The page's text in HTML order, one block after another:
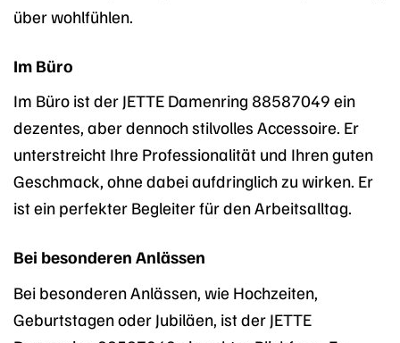
über wohlfühlen.
Im Büro
Im Büro ist der JETTE Damenring 88587049 ein
dezentes, aber dennoch stilvolles Accessoire. Er
unterstreicht Ihre Professionalität und Ihren guten
Geschmack, ohne dabei aufdringlich zu wirken. Er
ist ein perfekter Begleiter für den Arbeitsalltag.
Bei besonderen Anlässen
Bei besonderen Anlässen, wie Hochzeiten,
Geburtstagen oder Jubiläen, ist der JETTE